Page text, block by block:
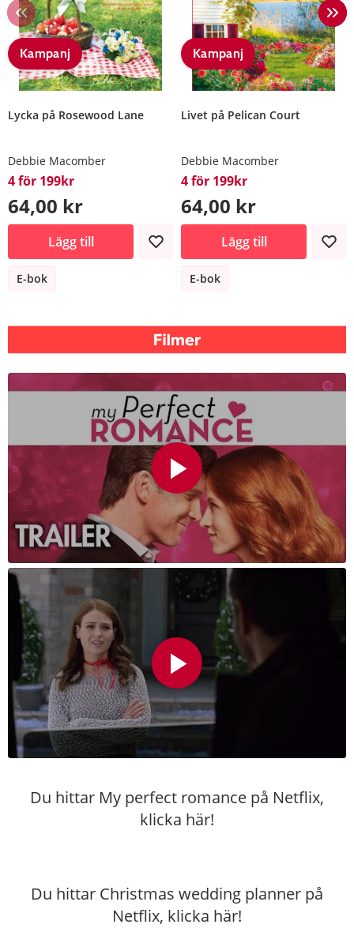
Kampanj
Lycka på Rosewood Lane
Debbie Macomber
4 för 199kr
64,00 kr
Lägg till
E-bok
Kampanj
Livet på Pelican Court
Debbie Macomber
4 för 199kr
64,00 kr
Lägg till
E-bok
Du hittar My perfect romance på Netflix,
klicka här!
Du hittar Christmas wedding planner på
Netflix, klicka här!